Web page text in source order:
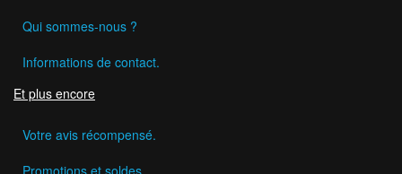
Qui sommes-nous ?
Informations de contact.
Et plus encore
Votre avis récompensé.
Promotions et soldes